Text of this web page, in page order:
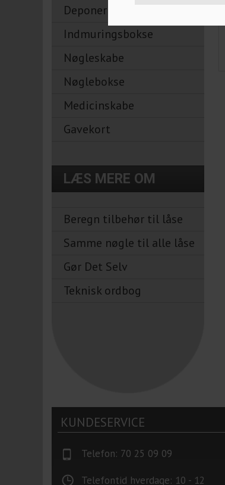
Deponeringsskabe
Indmuringsbokse
Nøgleskabe
Nøglebokse
Medicinskabe
Gavekort
LÆS MERE OM
Beregn tilbehør til låse
Samme nøgle til alle låse
Gør Det Selv
Teknisk ordbog
KUNDESERVICE
Telefon: 70 25 09 09
Telefontid hverdage: 10 - 12